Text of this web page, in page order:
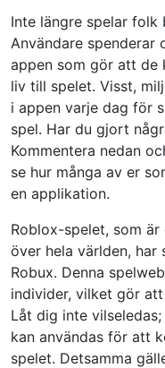
Inte längre spelar folk
Användare spenderar
appen som gör att de
liv till spelet. Visst,
i appen varje dag för
spel. Har du gjort
Kommentera nedan
se hur många av er
en applikation.
Roblox-spelet, som
över hela världen, har
Robux. Denna
individer, vilket gör
Låt dig inte
kan användas för att
spelet. Detsamma